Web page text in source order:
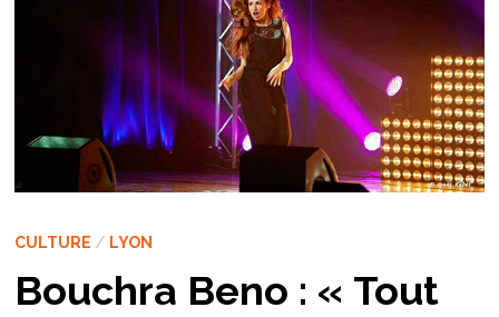
CULTURE / LYON
Bouchra Beno : « Tout